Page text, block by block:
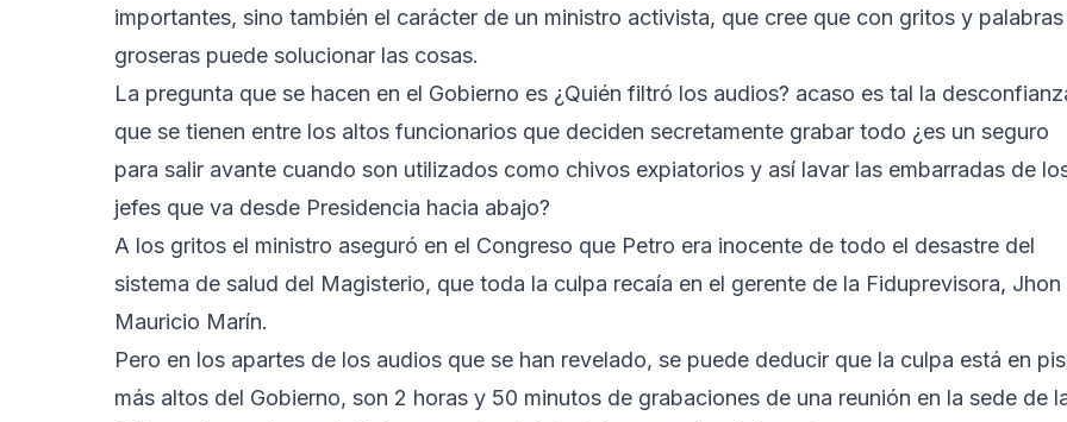
importantes, sino también el carácter de un ministro activista, que cree que con gritos y palabras
groseras puede solucionar las cosas.
La pregunta que se hacen en el Gobierno es ¿Quién filtró los audios? acaso es tal la
que se tienen entre los altos funcionarios que deciden secretamente grabar todo ¿es un seguro
para salir avante cuando son utilizados como chivos expiatorios y así lavar las embarradas de
jefes que va desde Presidencia hacia abajo?
A los gritos el ministro aseguró en el Congreso que Petro era inocente de todo el desastre del
sistema de salud del Magisterio, que toda la culpa recaía en el gerente de la Fiduprevisora, Jhon
Mauricio Marín.
Pero en los apartes de los audios que se han revelado, se puede deducir que la culpa está en
más altos del Gobierno, son 2 horas y 50 minutos de grabaciones de una reunión en la sede de